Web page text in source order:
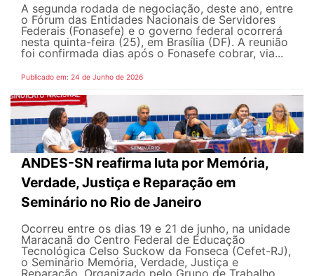
A segunda rodada de negociação, deste ano, entre
o Fórum das Entidades Nacionais de Servidores
Federais (Fonasefe) e o governo federal ocorrerá
nesta quinta-feira (25), em Brasília (DF). A reunião
foi confirmada dias após o Fonasefe cobrar, via...
Publicado em: 24 de Junho de 2026
ANDES-SN reafirma luta por Memória,
Verdade, Justiça e Reparação em
Seminário no Rio de Janeiro
Ocorreu entre os dias 19 e 21 de junho, na unidade
Maracanã do Centro Federal de Educação
Tecnológica Celso Suckow da Fonseca (Cefet-RJ),
o Seminário Memória, Verdade, Justiça e